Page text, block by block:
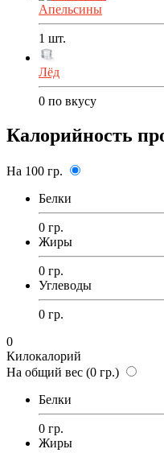
Апельсины
1 шт.
Лёд
0 по вкусу
Калорийность
На 100 гр.
Белки
0 гр.
Жиры
0 гр.
Углеводы
0 гр.
0
Килокалорий
На общий вес (0 гр.)
Белки
0 гр.
Жиры